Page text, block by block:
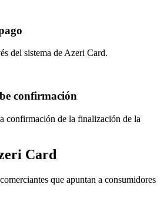
del sistema de Azeri Card.
confirmación
confirmación de la finalización de la
Card
que apuntan a consumidores